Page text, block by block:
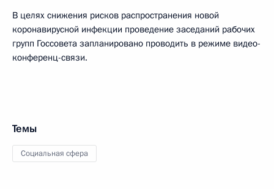
В целях снижения рисков распространения новой
коронавирусной инфекции проведение заседаний рабочих
групп Госсовета запланировано проводить в режиме видео-
конференц-связи.
Темы
Социальная сфера